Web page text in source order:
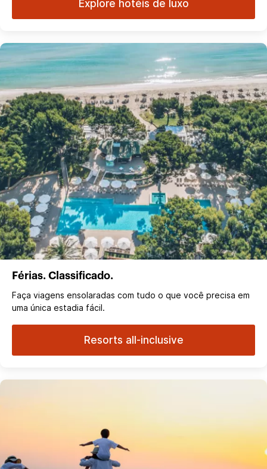
Explore hotéis de luxo
Férias. Classificado.
Faça viagens ensolaradas com tudo o que você precisa em
uma única estadia fácil.
Resorts all-inclusive